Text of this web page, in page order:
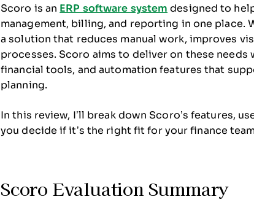
Scoro is an ERP software system designed to
management, billing, and reporting in one place.
a solution that reduces manual work, improves
processes. Scoro aims to deliver on these
financial tools, and automation features that
planning.
In this review, I’ll break down Scoro’s features,
you decide if it’s the right fit for your finance
Scoro Evaluation Summary